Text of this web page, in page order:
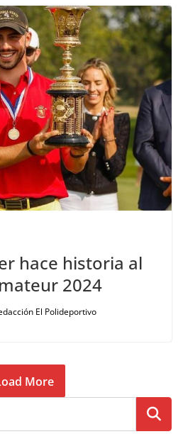
hace historia al
2024
El Polideportivo
More